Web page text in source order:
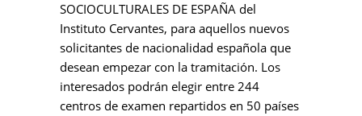
SOCIOCULTURALES DE ESPAÑA del
Instituto Cervantes, para aquellos nuevos
solicitantes de nacionalidad española que
desean empezar con la tramitación. Los
interesados podrán elegir entre 244
centros de examen repartidos en 50 países